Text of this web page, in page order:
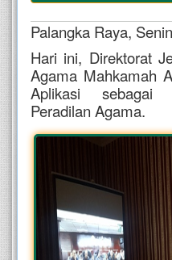
Palangka Raya,
Hari ini, Direktorat
Agama Mahkamah
Aplikasi sebagai
Peradilan Agama.